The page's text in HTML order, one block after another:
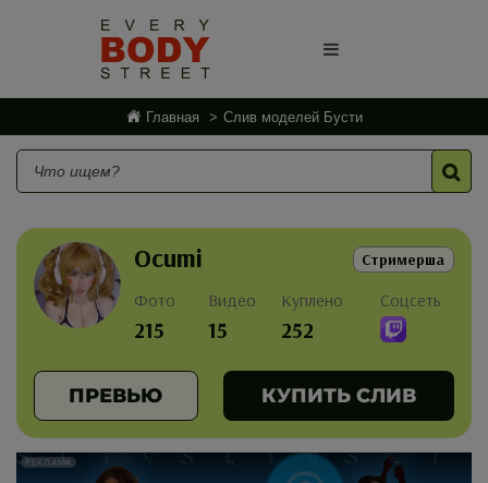
Главная Слив моделей Бусти
Ocumi Стримерша
Фото
215
Видео
15
Куплено
252
Соцсеть
ПРЕВЬЮ КУПИТЬ СЛИВ
РЕКЛАМА